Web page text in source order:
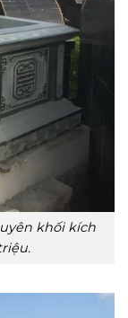
khối kích